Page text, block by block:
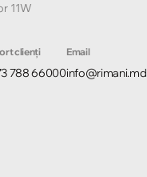
11W
clienți
788 66000
Email
info@rimani.md